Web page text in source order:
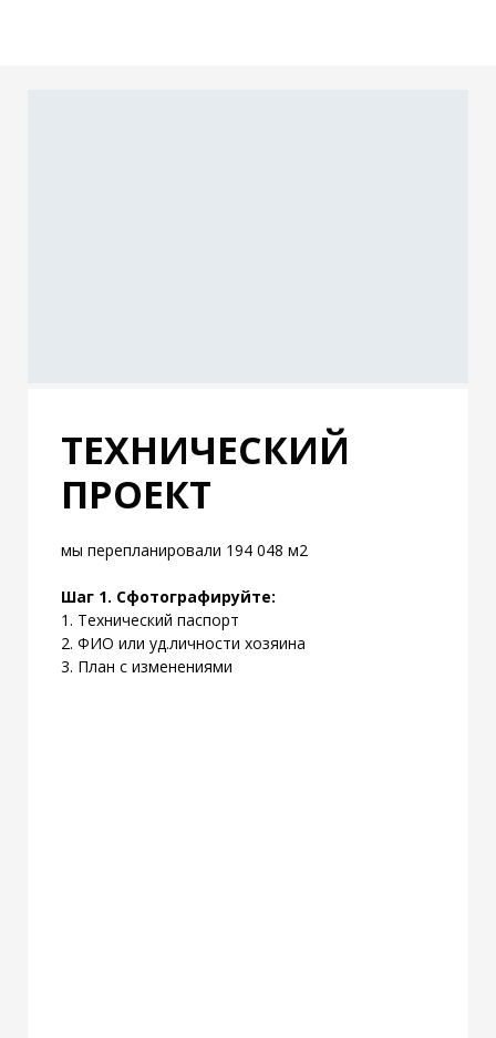
ТЕХНИЧЕСКИЙ
ПРОЕКТ
мы перепланировали 194 048 м2
Шаг 1. Сфотографируйте:
1. Технический паспорт
2. ФИО или уд.личности хозяина
3. План с изменениями